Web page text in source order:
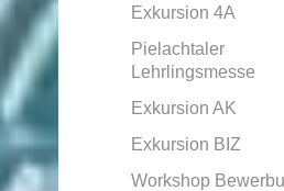
Exkursion 4A
Pielachtaler
Lehrlingsmesse
Exkursion AK
Exkursion BIZ
Workshop